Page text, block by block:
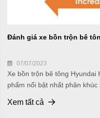
Đánh giá xe bồn trộn bê
07/07/2023
Xe bồn trộn bê tông Hyundai
phẩm nổi bật nhất phân khúc
Xem tất cả